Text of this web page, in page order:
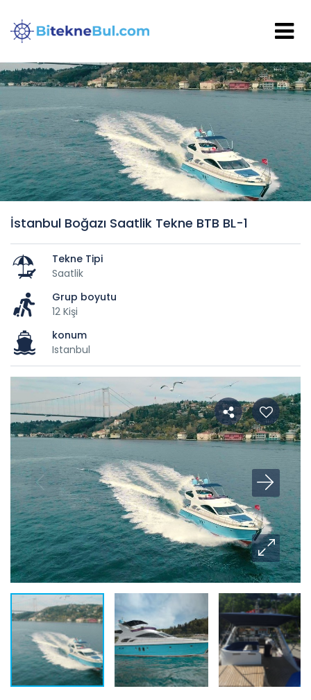
İstanbul Boğazı Saatlik Tekne BTB BL-1
Tekne Tipi
Saatlik
Grup boyutu
12 Kişi
konum
Istanbul